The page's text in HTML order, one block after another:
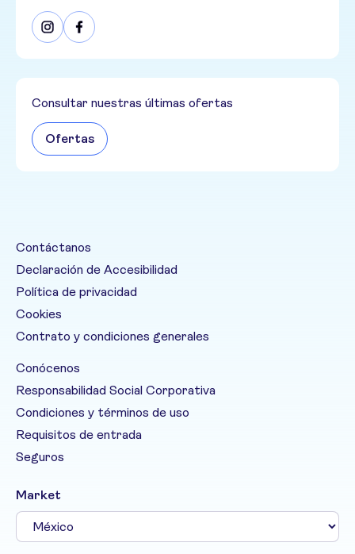
Consultar nuestras últimas ofertas
Ofertas
Contáctanos
Declaración de Accesibilidad
Política de privacidad
Cookies
Contrato y condiciones generales
Conócenos
Responsabilidad Social Corporativa
Condiciones y términos de uso
Requisitos de entrada
Seguros
Market